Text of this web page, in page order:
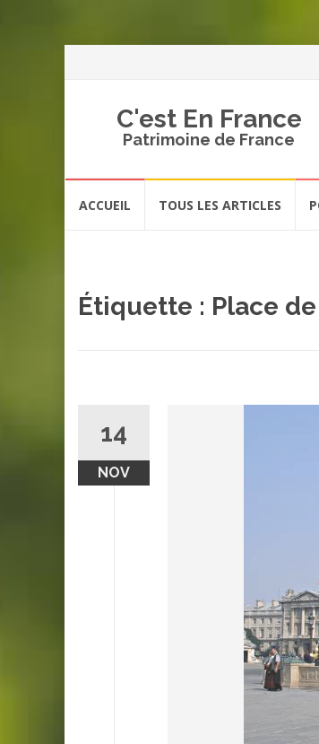
C'est En France
Patrimoine de France
ACCUEIL TOUS LES ARTICLES
Étiquette : Place
14
NOV